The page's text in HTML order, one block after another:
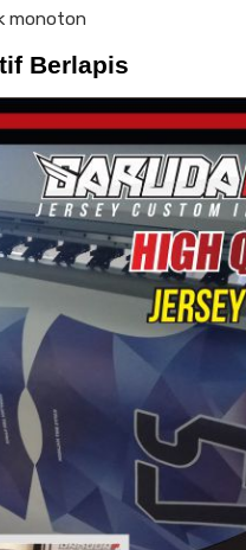
monoton
Berlapis